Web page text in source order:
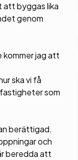
att byggas lika
genom
kommer jag att
ska vi få
som
berättigad.
och
beredda att